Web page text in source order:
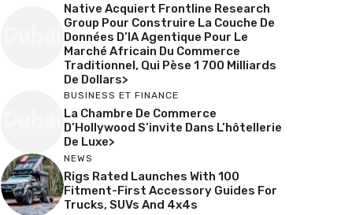
Native Acquiert Frontline Research
Group Pour Construire La Couche De
Données D’IA Agentique Pour Le
Marché Africain Du Commerce
Traditionnel, Qui Pèse 1 700 Milliards
De Dollars>
BUSINESS ET FINANCE
La Chambre De Commerce
D’Hollywood S’invite Dans L’hôtellerie
De Luxe>
NEWS
Rigs Rated Launches With 100
Fitment-First Accessory Guides For
Trucks, SUVs And 4x4s